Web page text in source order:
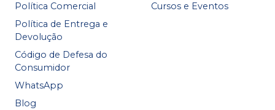
Política Comercial
Política de Entrega e
Devolução
Código de Defesa do
Consumidor
WhatsApp
Blog
Cursos e Eventos